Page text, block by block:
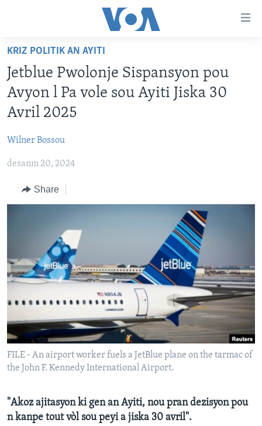
Skip
main
content
Skip
to
main
Skip
Search
AYITI
LÈZETAZINI
AMERIK LATIN
VIDEO
FLASHPOINT IKRÈN
Learning English
Languages
KRIZ POLITIK AN AYITI
Jetblue Pwolonje Sispansyon pou
Avyon l Pa vole sou Ayiti Jiska 30
Avril 2025
Wilner Bossou
desanm 20, 2024
Share
FILE - An airport worker fuels a JetBlue plane on the tarmac of
the John F. Kennedy International Airport.
"Akoz ajitasyon ki gen an Ayiti, nou pran dezisyon pou
n kanpe tout vòl sou peyi a jiska 30 avril".